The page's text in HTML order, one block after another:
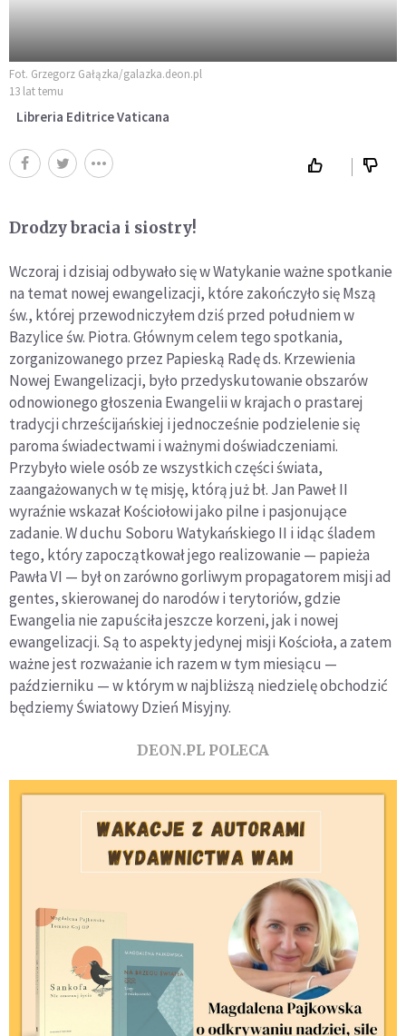
Fot. Grzegorz Gałązka/galazka.deon.pl
13 lat temu
Libreria Editrice Vaticana
Drodzy bracia i siostry!
Wczoraj i dzisiaj odbywało się w Watykanie ważne spotkanie
na temat nowej ewangelizacji, które zakończyło się Mszą
św., której przewodniczyłem dziś przed południem w
Bazylice św. Piotra. Głównym celem tego spotkania,
zorganizowanego przez Papieską Radę ds. Krzewienia
Nowej Ewangelizacji, było przedyskutowanie obszarów
odnowionego głoszenia Ewangelii w krajach o prastarej
tradycji chrześcijańskiej i jednocześnie podzielenie się
paroma świadectwami i ważnymi doświadczeniami.
Przybyło wiele osób ze wszystkich części świata,
zaangażowanych w tę misję, którą już bł. Jan Paweł II
wyraźnie wskazał Kościołowi jako pilne i pasjonujące
zadanie. W duchu Soboru Watykańskiego II i idąc śladem
tego, który zapoczątkował jego realizowanie — papieża
Pawła VI — był on zarówno gorliwym propagatorem misji ad
gentes, skierowanej do narodów i terytoriów, gdzie
Ewangelia nie zapuściła jeszcze korzeni, jak i nowej
ewangelizacji. Są to aspekty jedynej misji Kościoła, a zatem
ważne jest rozważanie ich razem w tym miesiącu —
październiku — w którym w najbliższą niedzielę obchodzić
będziemy Światowy Dzień Misyjny.
DEON.PL POLECA